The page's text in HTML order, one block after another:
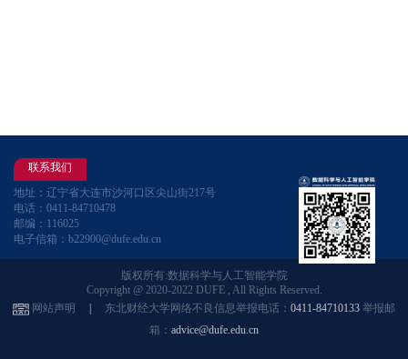
联系我们
地址：辽宁省大连市沙河口区尖山街217号
电话：0411-84710478
邮编：116025
电子信箱：b22900@dufe.edu.cn
版权所有:数据科学与人工智能学院
Copyright @ 2020-2022 DUFE , All Rights Reserved.
网站声明
东北财经大学网络不良信息举报电话： 0411-84710133 举报邮
箱： advice@dufe.edu.cn